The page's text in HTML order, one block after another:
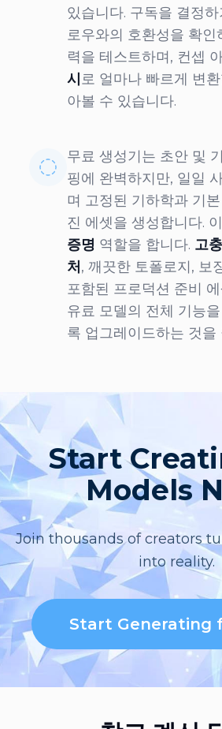
있습니다. 구독을 결정
로우와의 호환성을 확인
력을 테스트하며, 컨셉
시 로 얼마나 빠르게 변
아볼 수 있습니다.
무료 생성기는 초안 및
핑에 완벽하지만, 일일
며 고정된 기하학과 기
진 에셋을 생성합니다.
증명 역할을 합니다. 고
처 , 깨끗한 토폴로지, 보
포함된 프로덕션 준비
유료 모델의 전체 기능
록 업그레이드하는 것을
Start
Models
Join thousands of creators
into reality.
Start Generating